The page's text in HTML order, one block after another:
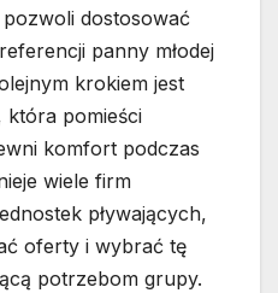
dostosować
panny młodej
krokiem jest
która pomieści
komfort podczas
wiele firm
pływających,
oferty i wybrać tę
potrzebom grupy.